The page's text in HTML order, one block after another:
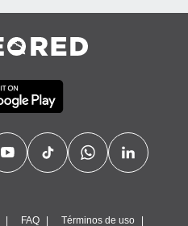
FAQ Términos de uso